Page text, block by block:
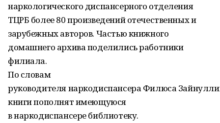
наркологического диспансерного отделения
ТЦРБ более 80 произведений отечественных и
зарубежных авторов. Частью книжного
домашнего архива поделились работники
филиала.
По словам
руководителя наркодиспансера Филюса
книги пополнят имеющуюся
в наркодиспансере библиотеку.